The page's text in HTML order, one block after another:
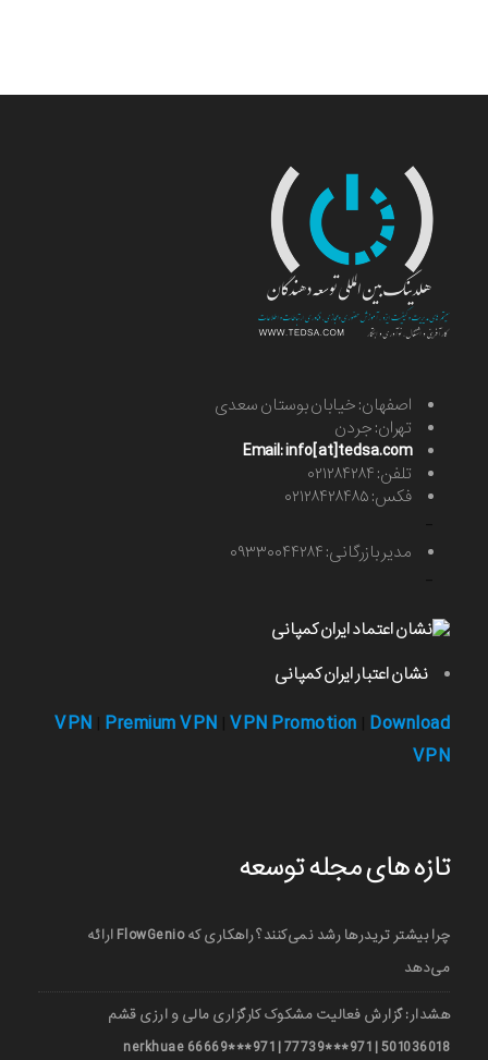
اصفهان: خیابان بوستان سعدی
تهران: جردن
Email: info[at]tedsa.com
تلفن: ۰۲۱۲۸۴۲۸۴
فکس: ۰۲۱۲۸۴۲۸۴۸۵
مدیر بازرگانی: ۰۹۳۳۰۰۴۴۲۸۴
نشان اعتبار ایران کمپانی
VPN Premium VPN VPN Promotion Download
VPN
تازه های مجله توسعه
چرا بیشتر تریدرها رشد نمی‌کنند؟ راهکاری که FlowGenio ارائه
می‌دهد
هشدار: گزارش فعالیت مشکوک کارگزاری مالی و ارزی قشم
501036018 | 971***77739 | 971***66669 nerkhuae